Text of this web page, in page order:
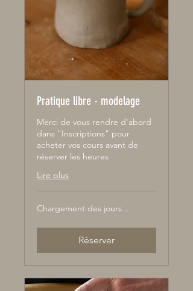
Pratique libre - modelage
Merci de vous rendre d'abord
dans "Inscriptions" pour
acheter vos cours avant de
réserver les heures
Lire plus
Chargement des jours...
Réserver